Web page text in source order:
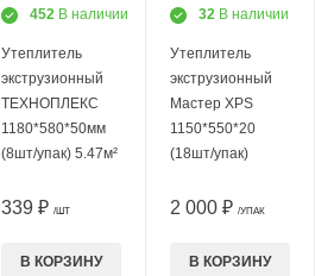
452 В наличии
Утеплитель
экструзионный
ТЕХНОПЛЕКС
1180*580*50мм
(8шт/упак) 5.47м²
339 ₽ /ШТ
В КОРЗИНУ
32 В наличии
Утеплитель
экструзионный
Мастер XPS
1150*550*20
(18шт/упак)
2 000 ₽ /УПАК
В КОРЗИНУ